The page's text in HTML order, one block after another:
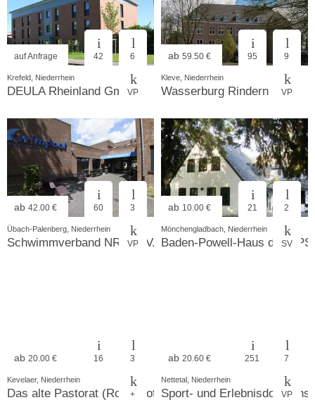
auf Anfrage 42 6
VP
Krefeld, Niederrhein
DEULA Rheinland GmbH
ab 59.50 € 95 9
VP
Kleve, Niederrhein
Wasserburg Rindern
ab 42.00 € 60 3
VP
Übach-Palenberg, Niederrhein
Schwimmverband NRW e.V.
ab 10.00 € 21 2
SV
Mönchengladbach, Niederrhein
Baden-Powell-Haus der
ab 20.00 € 16 3
+
Kevelaer, Niederrhein
Das alte Pastorat (Rouenhof)
ab 20.60 € 251 7
VP
Nettetal, Niederrhein
Sport- und Erlebnisdorf